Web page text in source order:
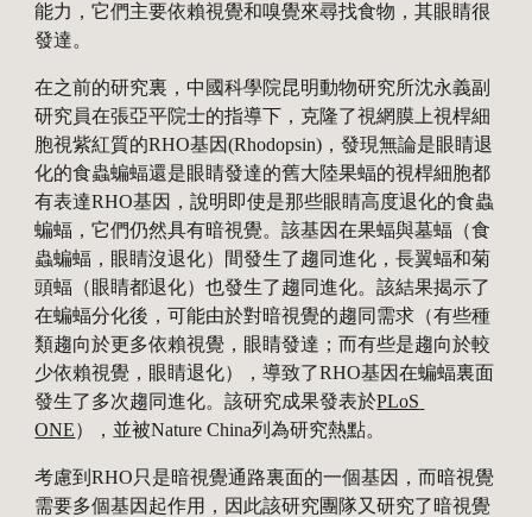
能力，它們主要依賴視覺和嗅覺來尋找食物，其眼睛很
發達。
在之前的研究裏，中國科學院昆明動物研究所沈永義副
研究員在張亞平院士的指導下，克隆了視網膜上視桿細
胞視紫紅質的RHO基因(Rhodopsin)，發現無論是眼睛退
化的食蟲蝙蝠還是眼睛發達的舊大陸果蝠的視桿細胞都
有表達RHO基因，說明即使是那些眼睛高度退化的食蟲
蝙蝠，它們仍然具有暗視覺。該基因在果蝠與墓蝠（食
蟲蝙蝠，眼睛沒退化）間發生了趨同進化，長翼蝠和菊
頭蝠（眼睛都退化）也發生了趨同進化。該結果揭示了
在蝙蝠分化後，可能由於對暗視覺的趨同需求（有些種
類趨向於更多依賴視覺，眼睛發達；而有些是趨向於較
少依賴視覺，眼睛退化），導致了RHO基因在蝙蝠裏面
發生了多次趨同進化。該研究成果發表於PLoS
ONE），並被Nature China列為研究熱點。
考慮到RHO只是暗視覺通路裏面的一個基因，而暗視覺
需要多個基因起作用，因此該研究團隊又研究了暗視覺